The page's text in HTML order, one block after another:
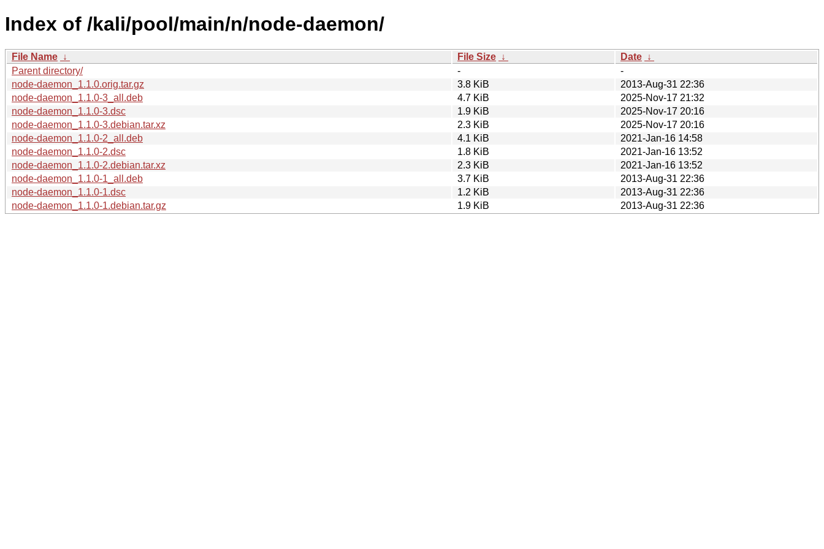
Index of /kali/pool/main/n/node-daemon/
File Name ↓ File Size ↓ Date ↓
Parent directory/
-
-
node-daemon_1.1.0.orig.tar.gz
3.8 KiB
2013-Aug-31 22:36
node-daemon_1.1.0-3_all.deb
4.7 KiB
2025-Nov-17 21:32
node-daemon_1.1.0-3.dsc
1.9 KiB
2025-Nov-17 20:16
node-daemon_1.1.0-3.debian.tar.xz
2.3 KiB
2025-Nov-17 20:16
node-daemon_1.1.0-2_all.deb
4.1 KiB
2021-Jan-16 14:58
node-daemon_1.1.0-2.dsc
1.8 KiB
2021-Jan-16 13:52
node-daemon_1.1.0-2.debian.tar.xz
2.3 KiB
2021-Jan-16 13:52
node-daemon_1.1.0-1_all.deb
3.7 KiB
2013-Aug-31 22:36
node-daemon_1.1.0-1.dsc
1.2 KiB
2013-Aug-31 22:36
node-daemon_1.1.0-1.debian.tar.gz
1.9 KiB 2013-Aug-31 22:36